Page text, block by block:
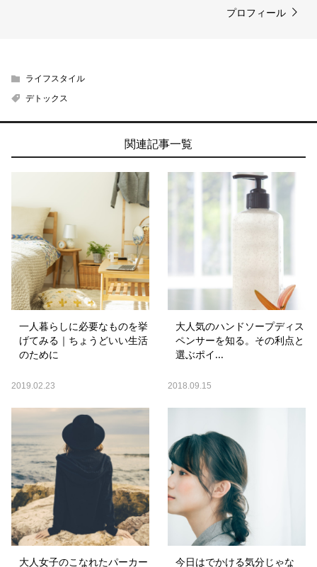
プロフィール
ライフスタイル
デトックス
関連記事一覧
一人暮らしに必要なものを挙
げてみる｜ちょうどいい生活
のために
2019.02.23
大人気のハンドソープディス
ペンサーを知る。その利点と
選ぶポイ...
2018.09.15
大人女子のこなれたパーカー
今日はでかける気分じゃな